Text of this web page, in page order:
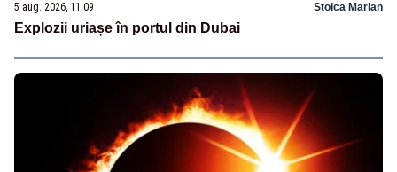
5 aug. 2026, 11:09 Stoica Marian
Explozii uriașe în portul din Dubai